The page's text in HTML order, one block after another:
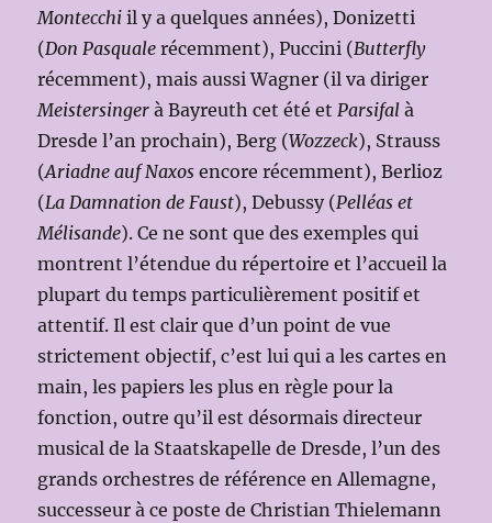
Montecchi il y a quelques années), Donizetti
(Don Pasquale récemment), Puccini (Butterfly
récemment), mais aussi Wagner (il va diriger
Meistersinger à Bayreuth cet été etParsifal à
Dresde l’an prochain), Berg (Wozzeck), Strauss
(Ariadne auf Naxos encore récemment), Berlioz
(La Damnation de Faust), Debussy (Pelléas et
Mélisande). Ce ne sont que des exemples qui
montrent l’étendue du répertoire et l’accueil la
plupart du temps particulièrement positif et
attentif. Il est clair que d’un point de vue
strictement objectif, c’est lui qui a les cartes en
main, les papiers les plus en règle pour la
fonction, outre qu’il est désormais directeur
musical de la Staatskapelle de Dresde, l’un des
grands orchestres de référence en Allemagne,
successeur à ce poste de Christian Thielemann